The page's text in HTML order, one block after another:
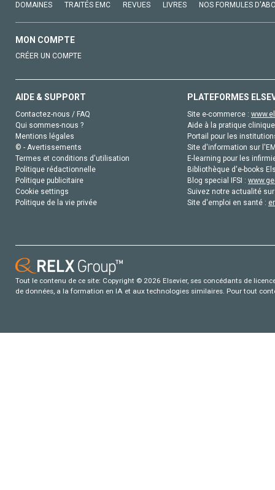
DOMAINES TRAITÉS EMC REVUES LIVRES NOS FORMULES
MON COMPTE
CRÉER UN COMPTE
AIDE & SUPPORT
Contactez-nous / FAQ
Qui sommes-nous ?
Mentions légales
© - Avertissements
Termes et conditions d'utilisation
Politique rédactionnelle
Politique publicitaire
Cookie settings
Politique de la vie privée
PLATEFORMES
Site e-commerce :
Aide à la pratique
Portail pour les
Site d'information sur
E-learning pour les
Bibliothèque d'e-books
Blog special IFSI :
Suivez notre actualité
Site d'emploi en santé :
Tout le contenu de ce site: Copyright © 2026 Elsevier, ses concédants de
de données, a la formation en IA et aux technologies similaires. Pour tout